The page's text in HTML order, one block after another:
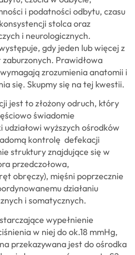
i podatności odbytu, czasu
stolca oraz
i neurologicznych.
gdy jeden lub więcej z
Prawidłowa
zrozumienia anatomii i
się. Skupmy się na tej kwestii.
jest to złożony odruch, który
świadomie
wyższych ośrodków
kontrolę defekacji
struktury znajdujące się w
przedczołowa,
obręczy), mięśni poprzecznie
działaniu
i somatycznych.
wypełnienie
w niej do ok.18 mmHg,
przekazywana jest do ośrodka